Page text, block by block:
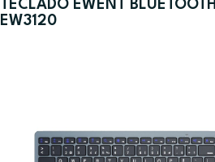
TECLADO EWENT BLUETOOTH
EW3120